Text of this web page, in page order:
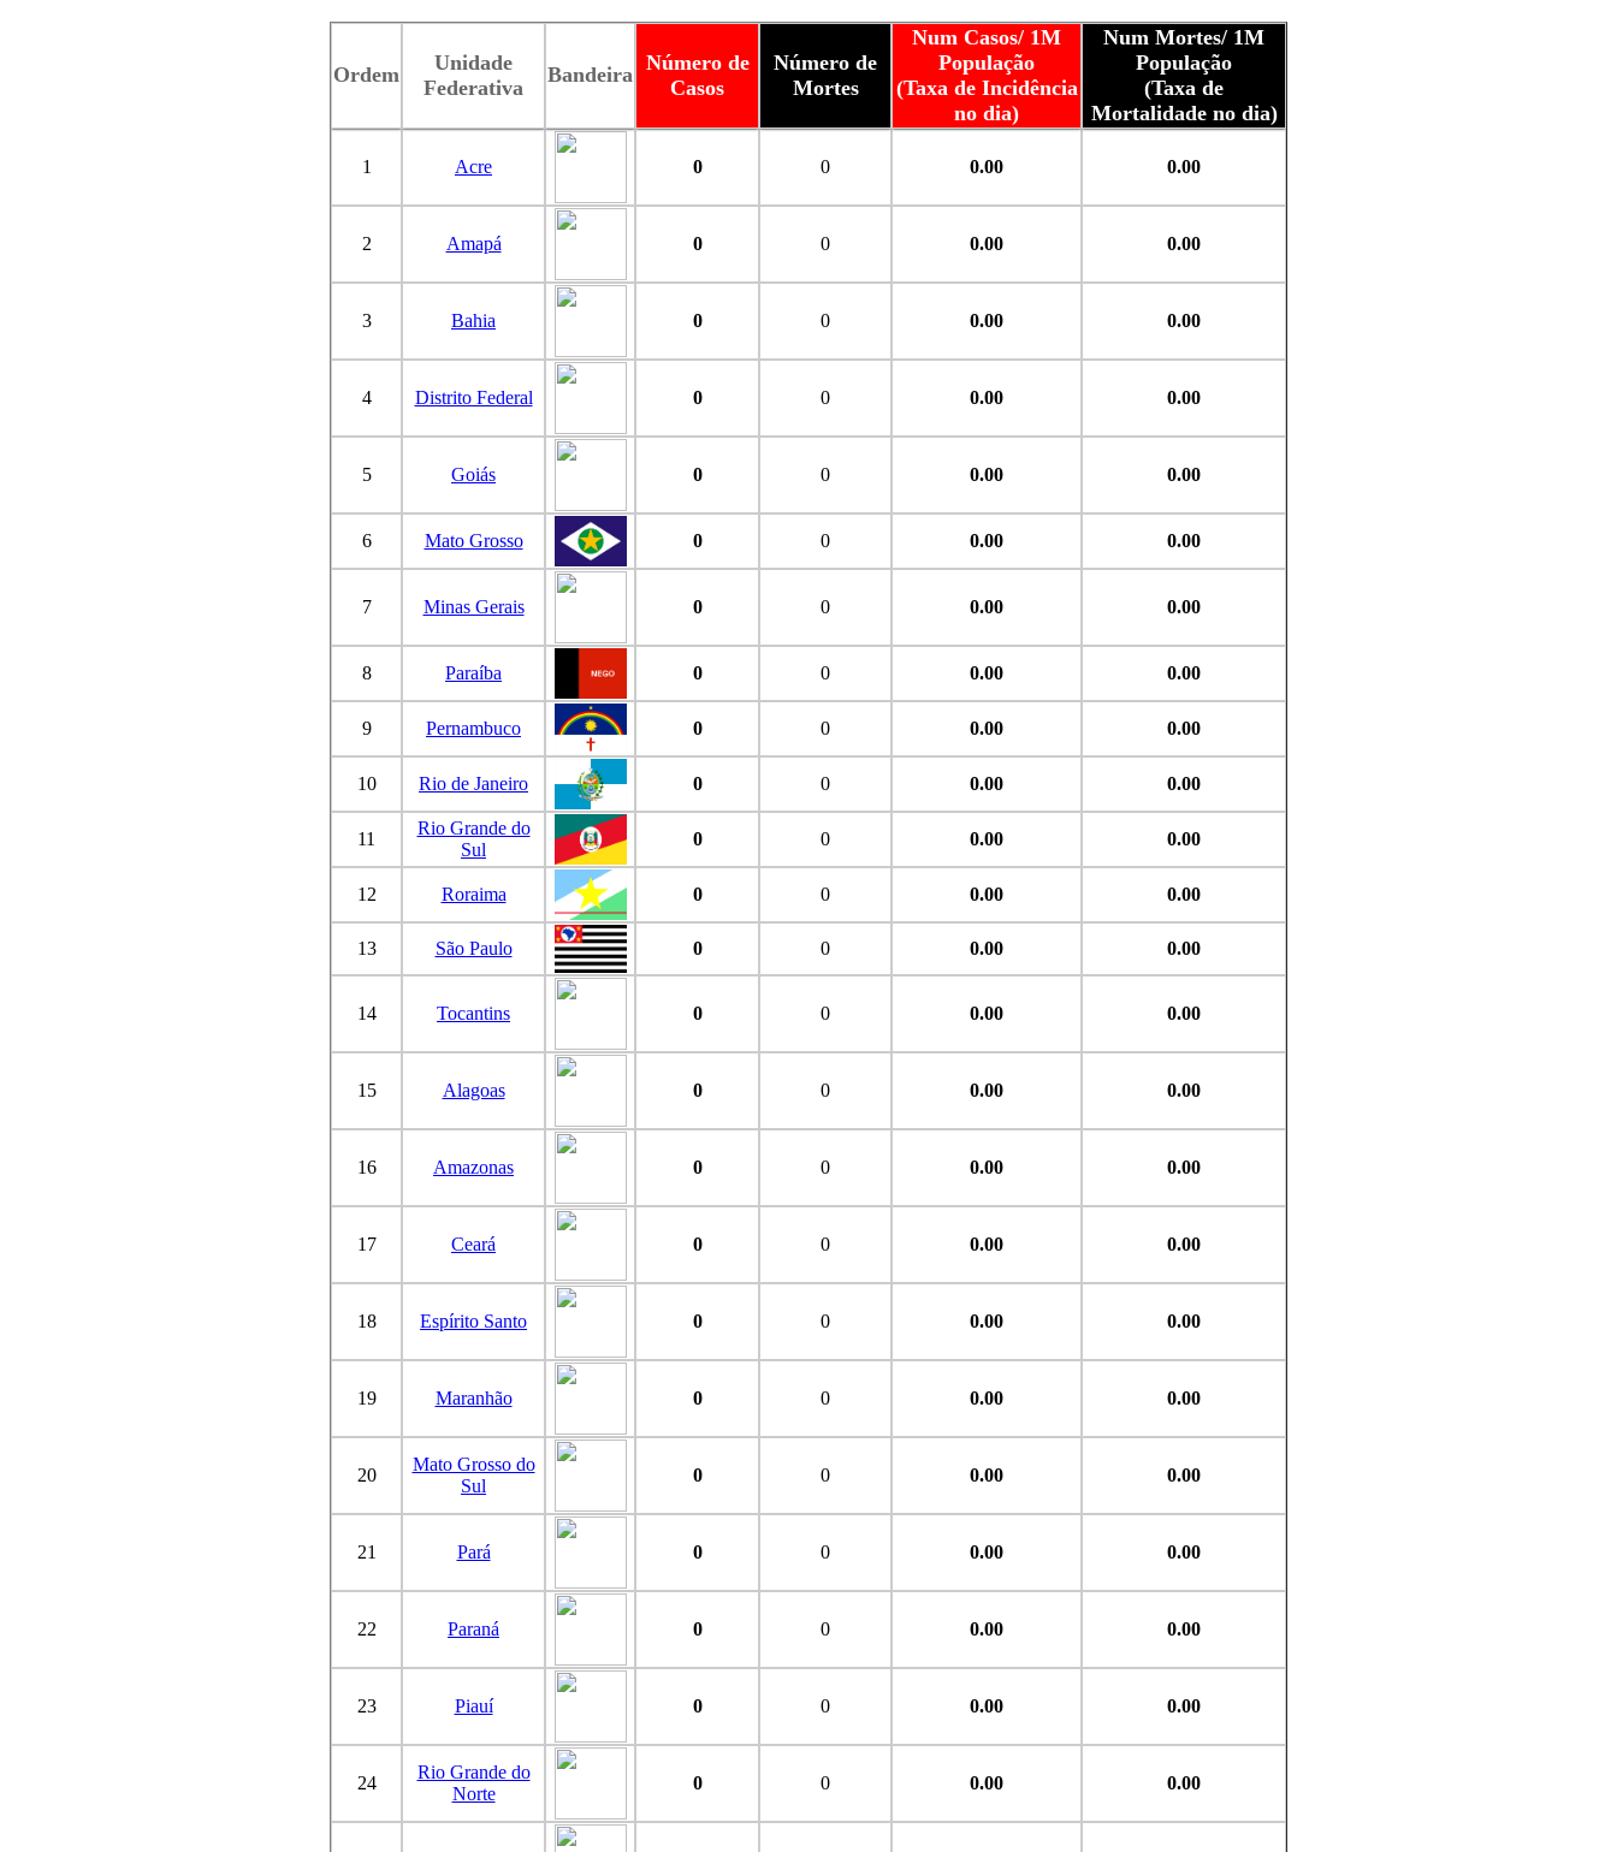
Ordem
Unidade
Federativa
Bandeira Número de
Casos
Número de
Mortes
Num Casos/ 1M
População
(Taxa de Incidência
no dia)
Num Mortes/ 1M
População
(Taxa de
Mortalidade no dia)
1 Acre 0 0 0.00 0.00
2 Amapá 0 0 0.00 0.00
3 Bahia 0 0 0.00 0.00
4 Distrito Federal 0 0 0.00 0.00
5 Goiás 0 0 0.00 0.00
6 Mato Grosso 0 0 0.00 0.00
7 Minas Gerais 0 0 0.00 0.00
8 Paraíba 0 0 0.00 0.00
9 Pernambuco 0 0 0.00 0.00
10 Rio de Janeiro 0 0 0.00 0.00
11
Rio Grande do
Sul
0 0 0.00 0.00
12 Roraima 0 0 0.00 0.00
13 São Paulo 0 0 0.00 0.00
14 Tocantins 0 0 0.00 0.00
15 Alagoas 0 0 0.00 0.00
16 Amazonas 0 0 0.00 0.00
17 Ceará 0 0 0.00 0.00
18 Espírito Santo 0 0 0.00 0.00
19 Maranhão 0 0 0.00 0.00
20
Mato Grosso do
Sul
0 0 0.00 0.00
21 Pará 0 0 0.00 0.00
22 Paraná 0 0 0.00 0.00
23 Piauí 0 0 0.00 0.00
24
Rio Grande do
Norte
0 0 0.00 0.00